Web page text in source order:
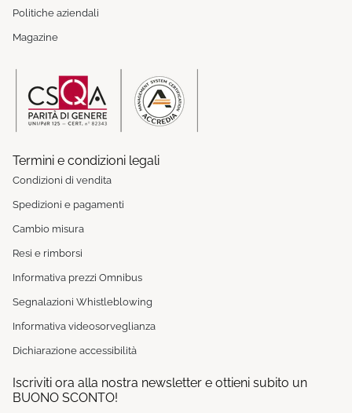
Politiche aziendali
Magazine
Termini e condizioni legali
Condizioni di vendita
Spedizioni e pagamenti
Cambio misura
Resi e rimborsi
Informativa prezzi Omnibus
Segnalazioni Whistleblowing
Informativa videosorveglianza
Dichiarazione accessibilità
Iscriviti ora alla nostra newsletter e ottieni subito un
BUONO SCONTO!